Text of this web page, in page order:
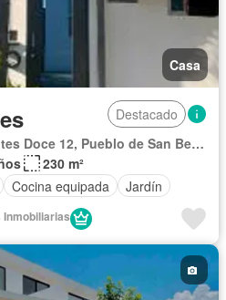
Casa
Destacado
Clúster 12 12 12, Ambientes Doce 12, Pueblo de San Bernardino Tlaxcalancingo
230 m²
Cocina equipada Jardín
Inmobiliarias